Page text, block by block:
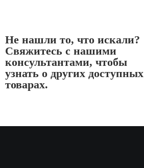
Не нашли то, что искали?
Свяжитесь с нашими
консультантами, чтобы
узнать о других доступных
товарах.